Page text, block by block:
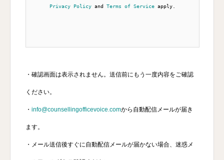
Privacy Policy and Terms of Service apply.
・確認画面は表示されません。送信前にもう一度内容をご確認
ください。
・ info@counsellingofficevoice.comから自動配信メールが届き
ます。
・メール送信後すぐに自動配信メールが届かない場合、迷惑メ